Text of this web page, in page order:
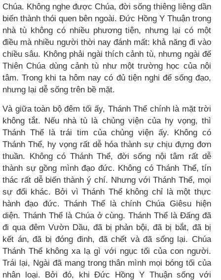
Chúa. Không nghe được Chúa, đời sống thiêng liêng dần
biến thành thói quen bên ngoài. Đức Hồng Y Thuận trong
nhà tù không có nhiều phương tiện, nhưng lại có một
điều mà nhiều người thời nay đánh mất: khả năng đi vào
chiều sâu. Không phải ngài thích cảnh tù, nhưng ngài để
Thiên Chúa dùng cảnh tù như một trường học của nội
tâm. Trong khi ta hôm nay có đủ tiện nghi để sống đạo,
nhưng lại dễ sống trên bề mặt.
Và giữa toàn bộ đêm tối ấy, Thánh Thể chính là mặt trời
không tắt. Nếu nhà tù là chủng viện của hy vọng, thì
Thánh Thể là trái tim của chủng viện ấy. Không có
Thánh Thể, hy vọng rất dễ hóa thành sự chịu đựng đơn
thuần. Không có Thánh Thể, đời sống nội tâm rất dễ
thành sự gồng mình đạo đức. Không có Thánh Thể, tín
thác rất dễ biến thành ý chí. Nhưng với Thánh Thể, mọi
sự đổi khác. Bởi vì Thánh Thể không chỉ là một thực
hành đạo đức. Thánh Thể là chính Chúa Giêsu hiện
diện. Thánh Thể là Chúa ở cùng. Thánh Thể là Đấng đã
đi qua đêm Vườn Dầu, đã bị phản bội, đã bị bắt, đã bị
kết án, đã bị đóng đinh, đã chết và đã sống lại. Chúa
Thánh Thể không xa lạ gì với ngục tối của con người.
Trái lại, Ngài đã mang trong thân mình mọi bóng tối của
nhân loại. Bởi đó, khi Đức Hồng Y Thuận sống với